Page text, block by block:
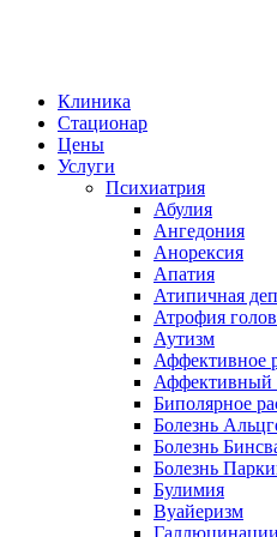
Клиника
Стационар
Цены
Услуги
Психиатрия
Абулия
Ангедония
Анорексия
Апатия
Атипичная
Атрофия
Аутизм
Аффективное
Аффективный
Биполярное
Болезнь
Болезнь
Болезнь
Булимия
Вуайеризм
Галлюцинации